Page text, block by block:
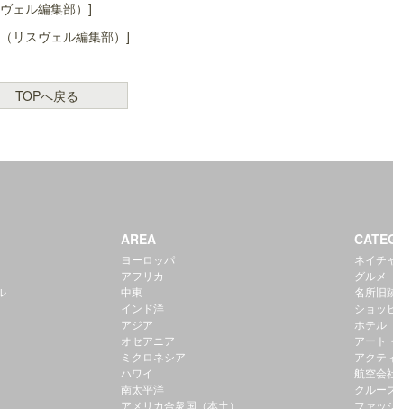
ェル編集部）]
リスヴェル編集部）]
TOPへ戻る
AREA
ヨーロッパ
アフリカ
中東
インド洋
アジア
オセアニア
ミクロネシア
ハワイ
南太平洋
アメリカ合衆国（本土）
ネイチ
グルメ
名所旧
ショッ
ホテル
アート
アクテ
航空会
クルー
ファッ